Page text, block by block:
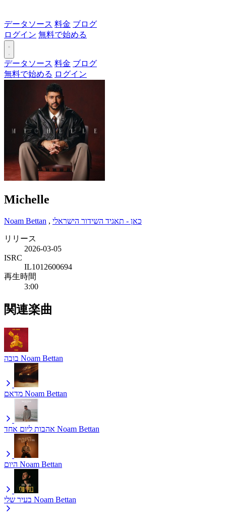
データソース 料金 ブログ
ログイン 無料で始める
データソース 料金 ブログ
無料で始める ログイン
Michelle
Noam Bettan , כאן - תאגיד השידור הישראלי
リリース
2026-03-05
ISRC
IL1012600694
再生時間
3:00
関連楽曲
בובה Noam Bettan
מדאם Noam Bettan
אהבות ליום אחד Noam Bettan
היום Noam Bettan
בעיר שלי Noam Bettan